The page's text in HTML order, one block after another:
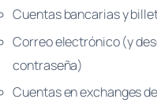
Cuentas bancarias y
Correo electrónico (y
contraseña)
Cuentas en exchanges